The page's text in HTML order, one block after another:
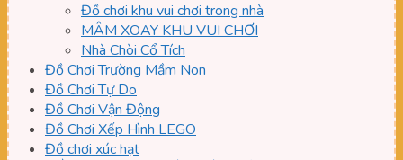
Đồ chơi khu vui chơi trong nhà
MÂM XOAY KHU VUI CHƠI
Nhà Chòi Cổ Tích
Đồ Chơi Trường Mầm Non
Đồ Chơi Tự Do
Đồ Chơi Vận Động
Đồ Chơi Xếp Hình LEGO
Đồ chơi xúc hạt